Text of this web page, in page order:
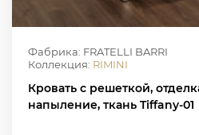
Фабрика: FRATELLI BARRI
Коллекция: RIMINI
Кровать с решеткой,
напыление, ткань Tiffany-01